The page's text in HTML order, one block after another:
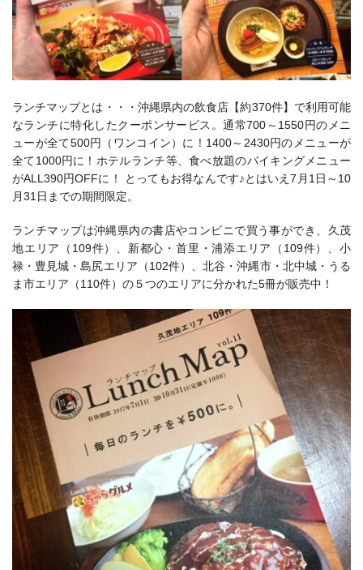
ランチマップとは・・・沖縄県内の飲食店【約370件】で利用可能
なランチに特化したクーポンサービス。通常700～1550円のメニ
ューが全て500円（ワンコイン）に！1400～2430円のメニューが
全て1000円に！ホテルランチ等、食べ放題のバイキングメニュー
がALL390円OFFに！ とってもお得なんです♪とはいえ7月1日～10
月31日までの期間限定。
ランチマップは沖縄県内の書店やコンビニで買う事ができ、久茂
地エリア（109件）、新都心・首里・浦添エリア（109件）、小
禄・豊見城・島尻エリア（102件）、北谷・沖縄市・北中城・うる
ま市エリア（110件）の５つのエリアに分かれた5冊が販売中！